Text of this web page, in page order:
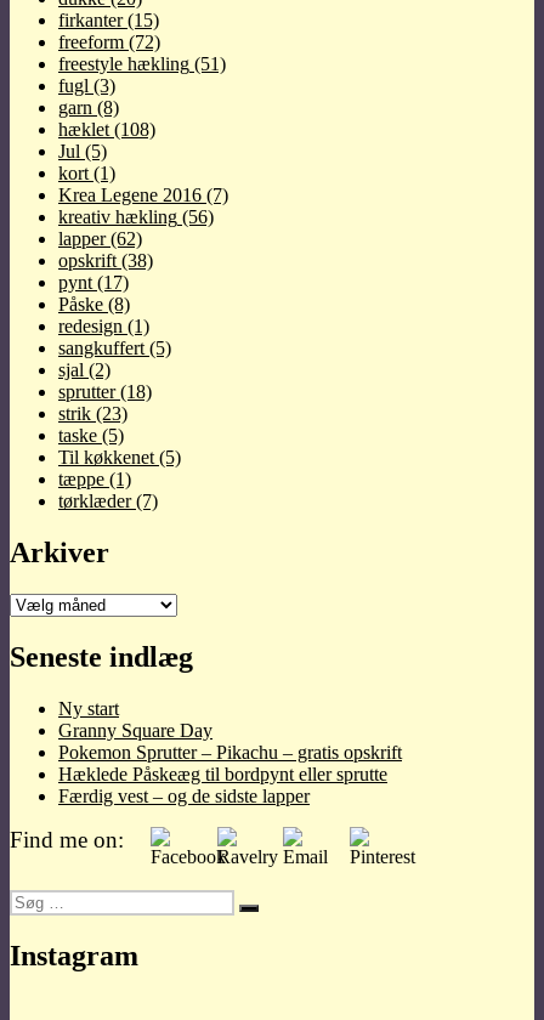
firkanter(15)
freeform (72)
freestyle hækling (51)
fugl (3)
garn (8)
hæklet (108)
Jul (5)
kort (1)
Krea Legene 2016 (7)
kreativ hækling (56)
lapper(62)
opskrift (38)
pynt (17)
Påske (8)
redesign (1)
sangkuffert (5)
sjal (2)
sprutter(18)
strik (23)
taske (5)
Til køkkenet (5)
tæppe (1)
tørklæder(7)
Arkiver
Arkiver
Seneste indlæg
Ny start
Granny Square Day
Pokemon Sprutter – Pikachu – gratis opskrift
Hæklede Påskeæg til bordpynt eller sprutte
Færdig vest – og de sidste lapper
Find me on:
Søg
efter:
Søg
Instagram